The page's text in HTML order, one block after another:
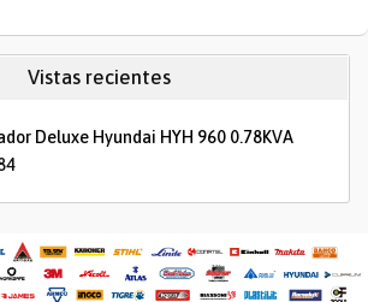
Vistas recientes
Deluxe Hyundai HYH 960 0.78KVA